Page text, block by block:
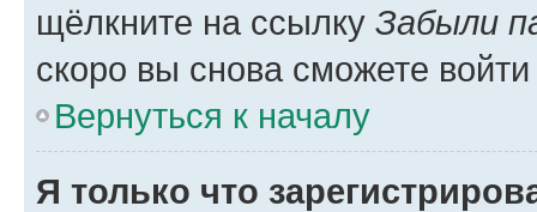
щёлкните на ссылку Забыли
скоро вы снова сможете
Вернуться к началу
Я только что